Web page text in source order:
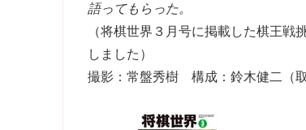
語ってもらった。
（将棋世界３月号に掲載した棋王
しました）
撮影：常盤秀樹 構成：鈴木健二（取